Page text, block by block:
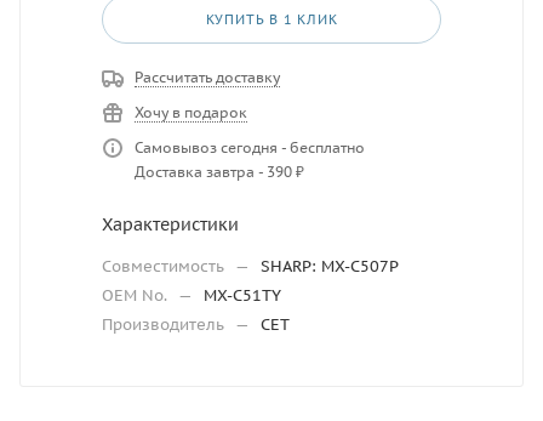
КУПИТЬ В 1 КЛИК
Рассчитать доставку
Хочу в подарок
Самовывоз сегодня - бесплатно
Доставка завтра - 390 ₽
Характеристики
Совместимость —
SHARP: MX-C507P
OEM No.
—
MX-C51TY
Производитель — CET